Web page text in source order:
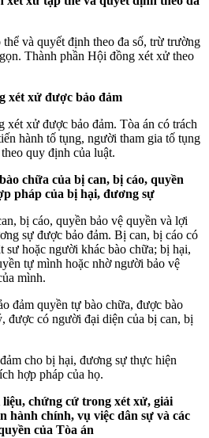
và quyết định theo đa số, trừ trường
Thành phần Hội đồng xét xử theo
xét xử được bảo đảm
xét xử được bảo đảm. Tòa án có trách
hành tố tụng, người tham gia tố tụng
quy định của luật.
chữa của bị can, bị cáo, quyền
pháp của bị hại, đương sự
bị cáo, quyền bảo vệ quyền và lợi
sự được bảo đảm. Bị can, bị cáo có
sư hoặc người khác bào chữa; bị hại,
tự mình hoặc nhờ người bảo vệ
mình.
đảm quyền tự bào chữa, được bào
được có người đại diện của bị can, bị
cho bị hại, đương sự thực hiện
hợp pháp của họ.
chứng cứ trong xét xử, giải
hành chính, vụ việc dân sự và các
của Tòa án